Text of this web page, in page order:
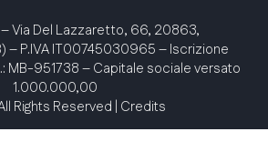
– Via Del Lazzaretto, 66, 20863,
– P.IVA IT00745030965 – Iscrizione
MB-951738 – Capitale sociale versato
1.000.000,00
Rights Reserved | Credits